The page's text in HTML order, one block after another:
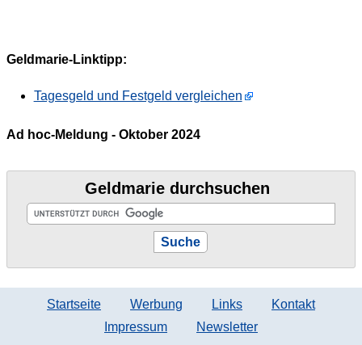
Geldmarie-Linktipp:
Tagesgeld und Festgeld vergleichen
Ad hoc-Meldung - Oktober 2024
Geldmarie durchsuchen
Startseite Werbung Links
Kontakt
Impressum
Newsletter